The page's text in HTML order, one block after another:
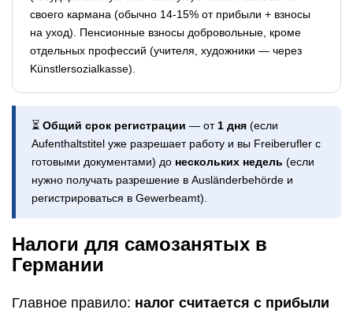
своего кармана (обычно 14-15% от прибыли + взносы
на уход). Пенсионные взносы добровольные, кроме
отдельных профессий (учителя, художники — через
Künstlersozialkasse).
⏳ Общий срок регистрации — от 1 дня (если
Aufenthaltstitel уже разрешает работу и вы Freiberufler с
готовыми документами) до нескольких недель (если
нужно получать разрешение в Ausländerbehörde и
регистрироваться в Gewerbeamt).
Налоги для самозанятых в
Германии
Главное правило: налог считается с прибыли